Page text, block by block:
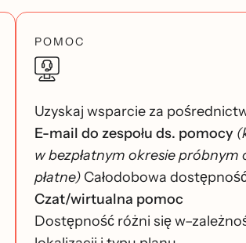
POMOC
Uzyskaj wsparcie za
E-mail do zespołu ds. pomocy
w bezpłatnym okresie próbnym
płatne) Całodobowa
Czat/wirtualna pomoc
Dostępność różni się